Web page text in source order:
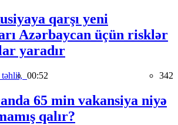
qarşı yeni
Azərbaycan üçün risklər
yaradır
təhlil, 00:52 342
65 min vakansiya niyə
qalır?